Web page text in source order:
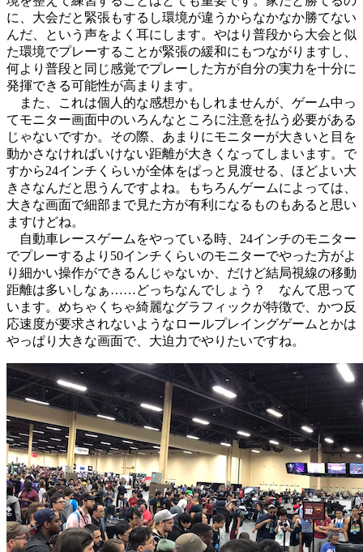
に、大会だと緊張もするし環境が違うからなかなか勝てない
んだ、という声をよく耳にします。やはり普段から大会と似
た環境でプレーすることが緊張の緩和にもつながりますし、
何より普段と同じ感覚でプレーした方が自分の実力を十分に
発揮できる可能性が高まります。
また、これは個人的な感想かもしれませんが、ゲーム中っ
てモニター画面中のいろんなところに注意を払う必要がある
じゃないですか。その際、あまりにモニターが大きいと目を
動かさなければいけない距離が大きくなってしまいます。で
すから24インチくらいが全体をぱっと見渡せる、ほどよい大
きさなんだと思うんですよね。もちろんゲームによっては、
大きな画面で細部まで見た方が有利になるものもあると思い
ますけどね。
自動車レースゲームをやっている時、24インチのモニター
でプレーするより50インチくらいのモニターでやった方がよ
り細かい操作ができるんじゃないか、だけど結局視線の移動
距離は多いしなぁ……どっちなんでしょう？ なんて思って
います。めちゃくちゃ綺麗なグラフィックが特徴で、かつ反
応速度が要求されないようなロールプレイングゲームとかは
やっぱり大きな画面で、大迫力でやりたいですね。